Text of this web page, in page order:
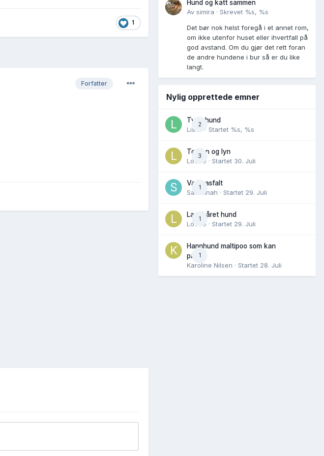
1
Forfatter
Hund og katt sammen
Av simira · Skrevet %s, %s
Det bør nok helst foregå i et annet rom,
om ikke utenfor huset eller ihvertfall på
god avstand. Om du gjør det rett foran
de andre hundene i bur så er du like
langt.
Nylig opprettede emner
2
Tynn hund
Lisen
· Startet %s, %s
3
Torden og lyn
Lovise · Startet 30. Juli
1
Varm asfalt
Savannah · Startet 29. Juli
1
Langhåret hund
Lovise · Startet 29. Juli
1
Hannhund maltipoo som kan
parres
Karoline Nilsen · Startet 28. Juli